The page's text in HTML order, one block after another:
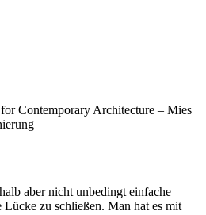
Contemporary Architecture – Mies
aber nicht unbedingt einfache
Lücke zu schließen. Man hat es mit